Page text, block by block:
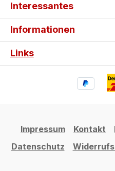
Interessantes
Informationen
Links
Impressum Kontakt
Datenschutz